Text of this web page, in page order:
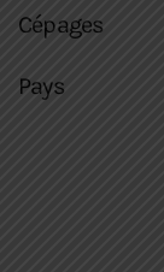
Cépages
Pays